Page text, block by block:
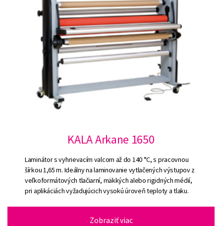
KALA Arkane 1650
Laminátor s vyhrievacím valcom až do 140 °C, s pracovnou
šírkou 1,65 m. Ideálny na laminovanie vytlačených výstupov z
veľkoformátových tlačiarní, mäkkých alebo rigidných médií,
pri aplikáciách vyžadujúcich vysokú úroveň teploty a tlaku.
Zobraziť viac